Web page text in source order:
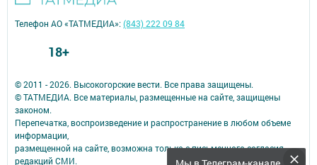
© 2011 - 2026. Высокогорские вести. Все права защищены.
© ТАТМЕДИА. Все материалы, размещенные на сайте, защищены
законом.
Перепечатка, воспроизведение и распространение в любом объеме
информации,
размещенной на сайте, возможна только с письменного согласия
редакций СМИ.
Телефон АО «ТАТМЕДИА»:(843) 222 09 84
18+